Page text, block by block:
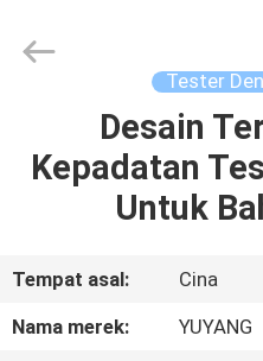
RUMAH
PRODUK
TAMPILAN
VR
INSTRUMENT
Tester
Desain
Kepadatan
Untuk
Tempat asal:
Cina
Nama merek:
YUYANG